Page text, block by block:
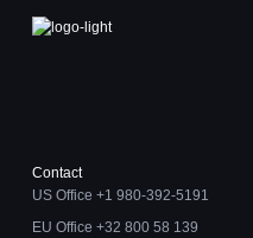
Contact
US Office +1 980-392-5191
EU Office +32 800 58 139